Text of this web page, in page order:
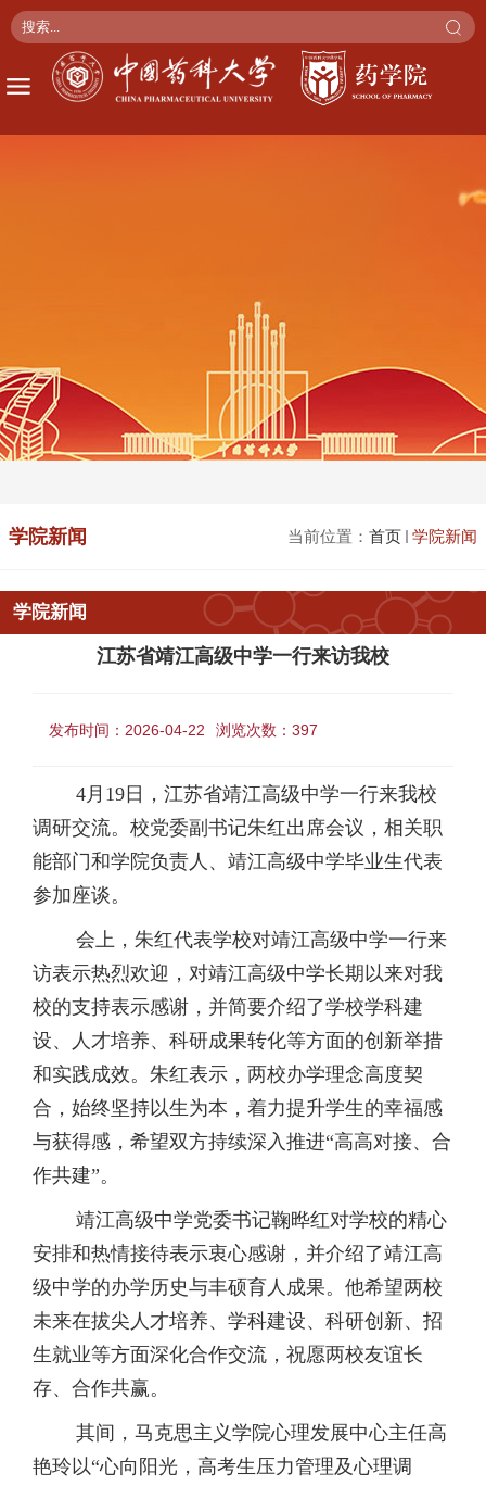
学院新闻
当前位置： 首页 学院新闻
学院新闻
江苏省靖江高级中学一行来访我校
发布时间：2026-04-22 浏览次数： 397
4月19日，江苏省靖江高级中学一行来我校
调研交流。校党委副书记朱红出席会议，相关职
能部门和学院负责人、靖江高级中学毕业生代表
参加座谈。
会上，朱红代表学校对靖江高级中学一行来
访表示热烈欢迎，对靖江高级中学长期以来对我
校的支持表示感谢，并简要介绍了学校学科建
设、人才培养、科研成果转化等方面的创新举措
和实践成效。朱红表示，两校办学理念高度契
合，始终坚持以生为本，着力提升学生的幸福感
与获得感，希望双方持续深入推进“高高对接、合
作共建”。
靖江高级中学党委书记鞠晔红对学校的精心
安排和热情接待表示衷心感谢，并介绍了靖江高
级中学的办学历史与丰硕育人成果。他希望两校
未来在拔尖人才培养、学科建设、科研创新、招
生就业等方面深化合作交流，祝愿两校友谊长
存、合作共赢。
其间，马克思主义学院心理发展中心主任高
艳玲以“心向阳光，高考生压力管理及心理调